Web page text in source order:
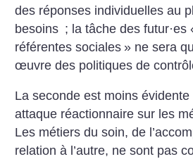
des réponses individuelles au
besoins ; la tâche des futur·es
référentes sociales » ne sera
œuvre des politiques de
La seconde est moins évidente
attaque réactionnaire sur les
Les métiers du soin, de
relation à l’autre, ne sont pas